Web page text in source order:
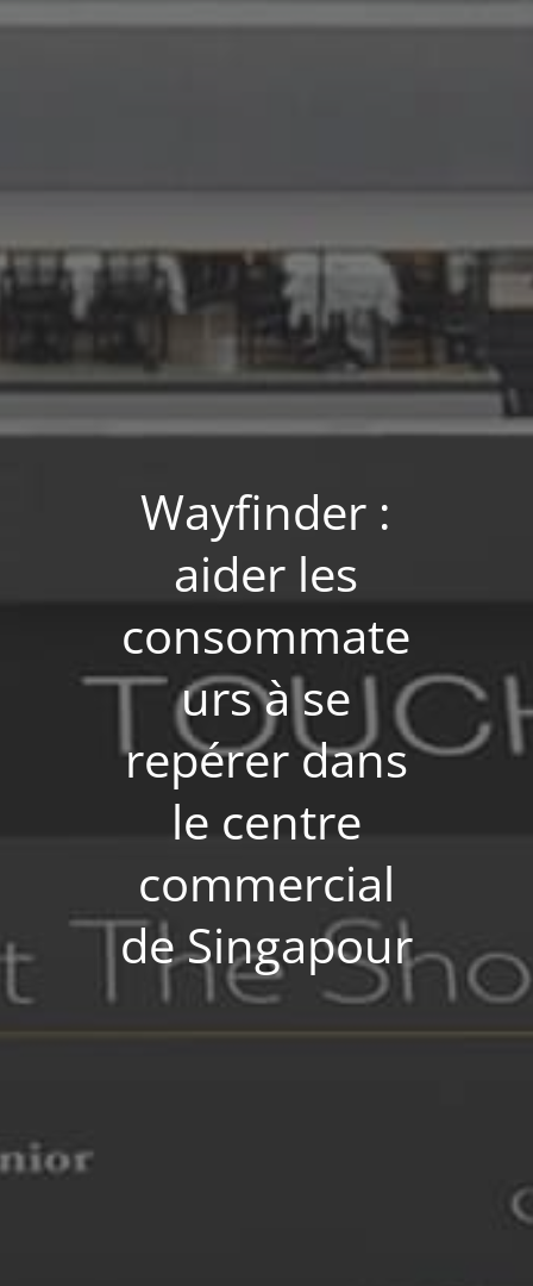
Wayfinder :
aider les
consommate
urs à se
repérer dans
le centre
commercial
de Singapour